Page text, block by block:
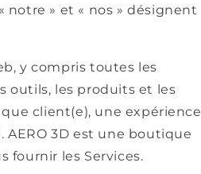
y
r
e
g
i
o
notre » et « nos » désignent
y compris toutes les
outils, les produits et les
client(e), une expérience
AERO 3D est une boutique
fournir les Services.